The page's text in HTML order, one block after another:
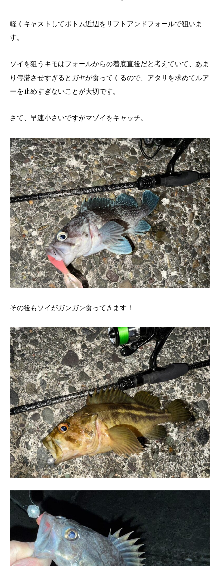
軽くキャストしてボトム近辺をリフトアンドフォールで狙いま
す。
ソイを狙うキモはフォールからの着底直後だと考えていて、あま
り停滞させすぎるとガヤが食ってくるので、アタリを求めてルア
ーを止めすぎないことが大切です。
さて、早速小さいですがマゾイをキャッチ。
その後もソイがガンガン食ってきます！